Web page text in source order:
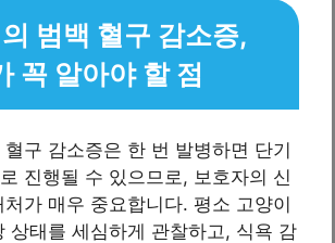
범백 혈구 감소증,
꼭 알아야 할 점
구 감소증은 한 번 발병하면 단기
진행될 수 있으므로, 보호자의 신
가 매우 중요합니다. 평소 고양이
상태를 세심하게 관찰하고, 식욕 감